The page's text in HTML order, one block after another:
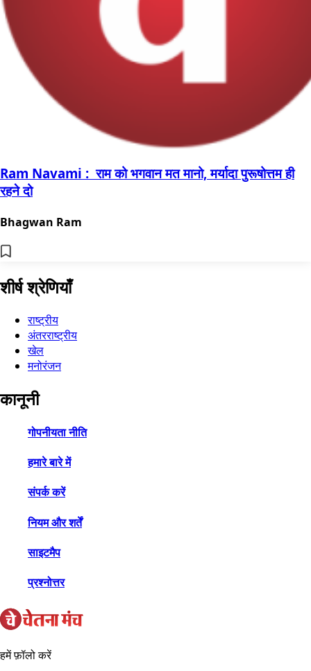
Ram Navami : राम को भगवान मत मानो, मर्यादा पुरूषोत्तम ही
रहने दो
Bhagwan Ram
शीर्ष श्रेणियाँ
राष्ट्रीय
अंतरराष्ट्रीय
खेल
मनोरंजन
कानूनी
गोपनीयता नीति
हमारे बारे में
संपर्क करें
नियम और शर्तें
साइटमैप
प्रश्नोत्तर
हमें फ़ॉलो करें